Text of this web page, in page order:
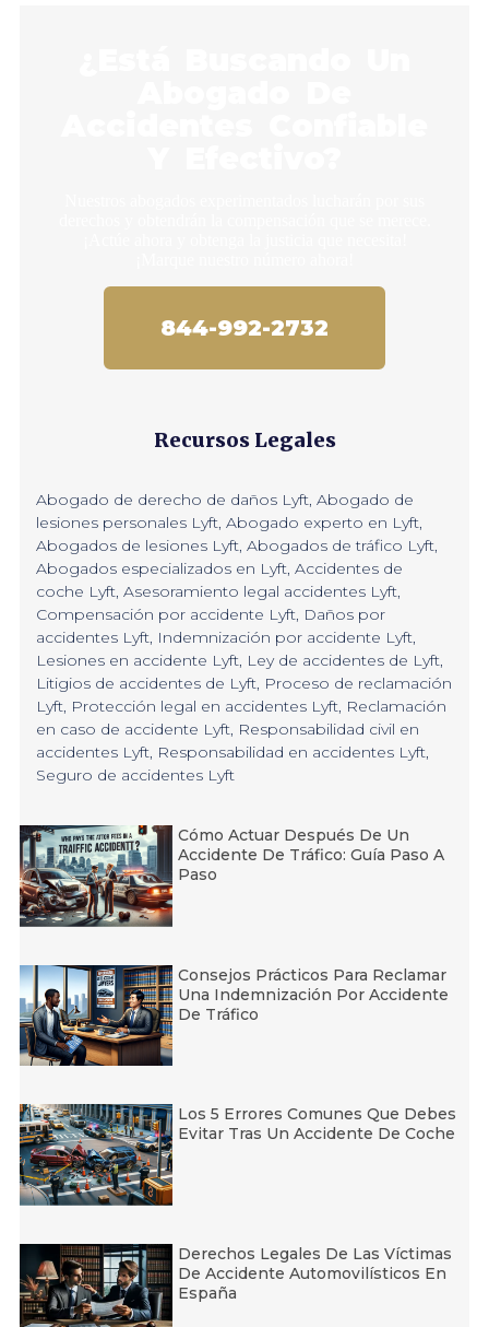
844-992-2732
Recursos Legales
Abogado de derecho de daños Lyft, Abogado de
lesiones personales Lyft, Abogado experto en Lyft,
Abogados de lesiones Lyft, Abogados de tráfico Lyft,
Abogados especializados en Lyft, Accidentes de
coche Lyft, Asesoramiento legal accidentes Lyft,
Compensación por accidente Lyft, Daños por
accidentes Lyft, Indemnización por accidente Lyft,
Lesiones en accidente Lyft, Ley de accidentes de Lyft,
Litigios de accidentes de Lyft, Proceso de reclamación
Lyft, Protección legal en accidentes Lyft, Reclamación
en caso de accidente Lyft, Responsabilidad civil en
accidentes Lyft, Responsabilidad en accidentes Lyft,
Seguro de accidentes Lyft
Cómo Actuar Después De Un
Accidente De Tráfico: Guía Paso A
Paso
Consejos Prácticos Para Reclamar
Una Indemnización Por Accidente
De Tráfico
Los 5 Errores Comunes Que Debes
Evitar Tras Un Accidente De Coche
Derechos Legales De Las Víctimas
De Accidente Automovilísticos En
España